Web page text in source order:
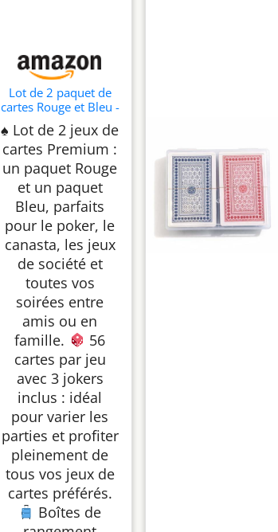
Lot de 2 paquet de
cartes Rouge et Bleu -
Jeux de Cartes -
Playing Cards - Idéal
pour Pocker et jeux
de société
♠️ Lot de 2 jeux de
cartes Premium :
un paquet Rouge
et un paquet
Bleu, parfaits
pour le poker, le
canasta, les jeux
de société et
toutes vos
soirées entre
amis ou en
famille.
56
cartes par jeu
avec 3 jokers
inclus : idéal
pour varier les
parties et profiter
pleinement de
tous vos jeux de
cartes préférés.
Boîtes de